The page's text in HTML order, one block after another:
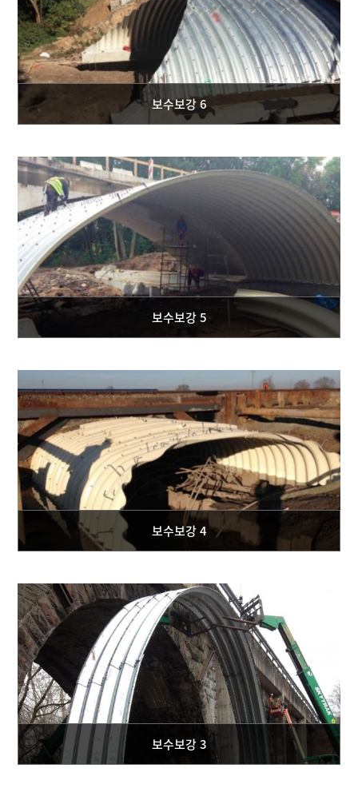
보수보강 6
보수보강 5
보수보강 4
보수보강 3